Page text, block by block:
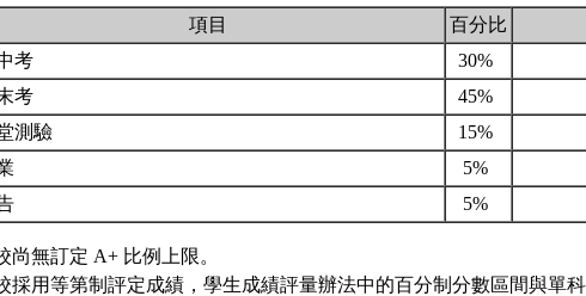
項目
百分比
考
30%
考
45%
測驗
15%
5%
5%
尚無訂定 A+ 比例上限。
採用等第制評定成績，學生成績評量辦法中的百分制分數區間與單